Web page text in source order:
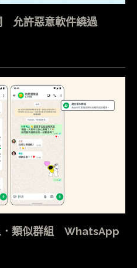
允許惡意軟件繞過
．類似群組 WhatsApp